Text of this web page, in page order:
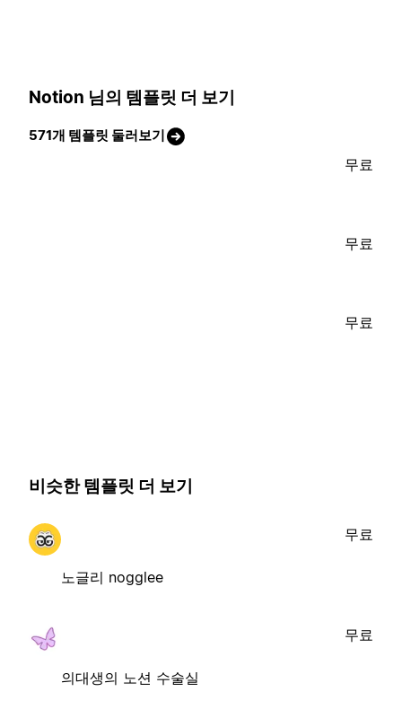
Notion 님의 템플릿 더 보기
571개 템플릿 둘러보기
무료
무료
무료
비슷한 템플릿 더 보기
노글리 nogglee
무료
의대생의 노션 수술실
무료